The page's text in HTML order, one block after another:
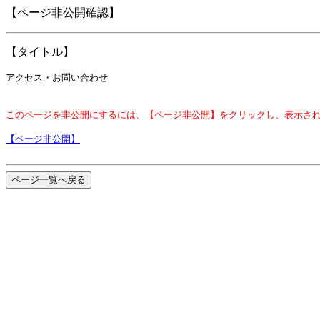
【ページ非公開確認】
【タイトル】
アクセス・お問い合わせ
このページを非公開にするには、【ページ非公開】をクリックし、表示さ
【ページ非公開】